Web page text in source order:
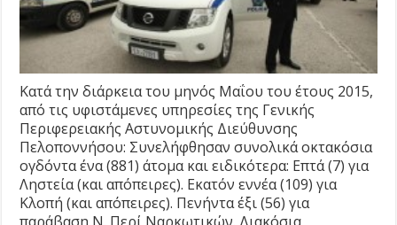
Κατά την διάρκεια του μηνός Μαΐου του έτους 2015,
από τις υφιστάμενες υπηρεσίες της Γενικής
Περιφερειακής Αστυνομικής Διεύθυνσης
Πελοποννήσου: Συνελήφθησαν συνολικά οκτακόσια
ογδόντα ένα (881) άτομα και ειδικότερα: Επτά (7) για
Ληστεία (και απόπειρες). Εκατόν εννέα (109) για
Κλοπή (και απόπειρες). Πενήντα έξι (56) για